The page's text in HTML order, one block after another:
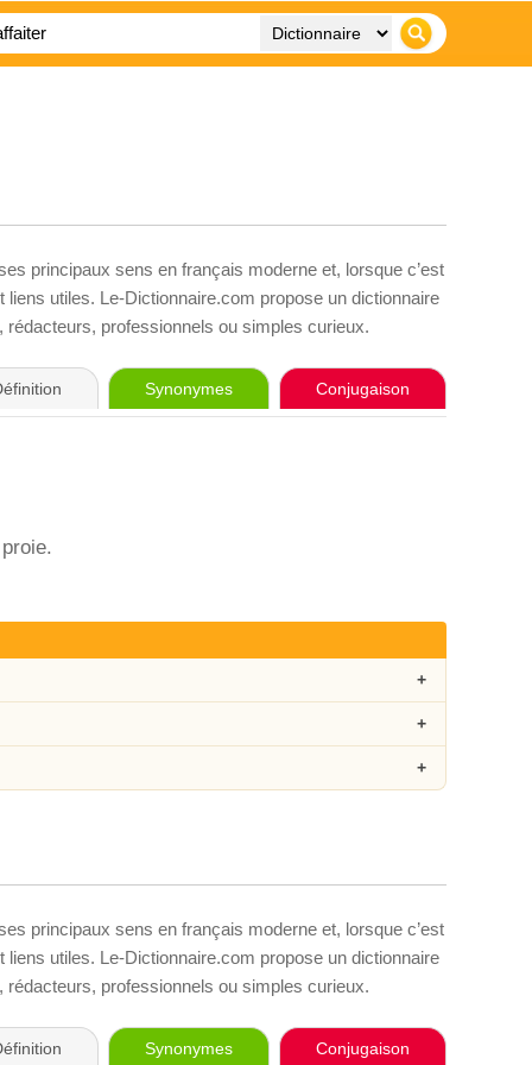
principaux sens en français moderne et, lorsque c’est
utiles. Le-Dictionnaire.com propose un dictionnaire
professionnels ou simples curieux.
Synonymes Conjugaison
principaux sens en français moderne et, lorsque c’est
utiles. Le-Dictionnaire.com propose un dictionnaire
professionnels ou simples curieux.
Synonymes Conjugaison